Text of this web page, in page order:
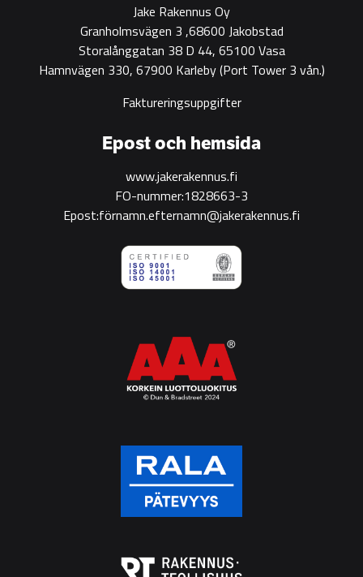
Jake Rakennus Oy
Granholmsvägen 3 ,68600 Jakobstad
Storalånggatan 38 D 44, 65100 Vasa
Hamnvägen 330, 67900 Karleby(Port Tower 3 vån.)
Faktureringsuppgifter
Epost och hemsida
www.jakerakennus.fi
FO-nummer:1828663-3
Epost:förnamn.efternamn@jakerakennus.fi